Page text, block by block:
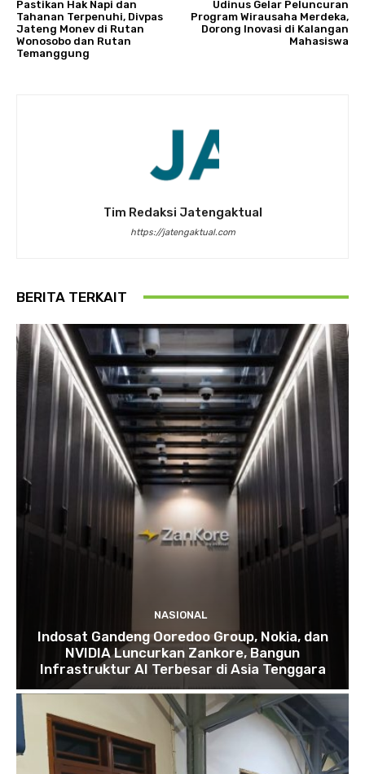
Pastikan Hak Napi dan
Tahanan Terpenuhi, Divpas
Jateng Monev di Rutan
Wonosobo dan Rutan
Temanggung
Udinus Gelar Peluncuran
Program Wirausaha Merdeka,
Dorong Inovasi di Kalangan
Mahasiswa
Tim Redaksi Jatengaktual
https://jatengaktual.com
BERITA TERKAIT
NASIONAL
Indosat Gandeng Ooredoo Group, Nokia, dan
NVIDIA Luncurkan Zankore, Bangun
Infrastruktur AI Terbesar di Asia Tenggara